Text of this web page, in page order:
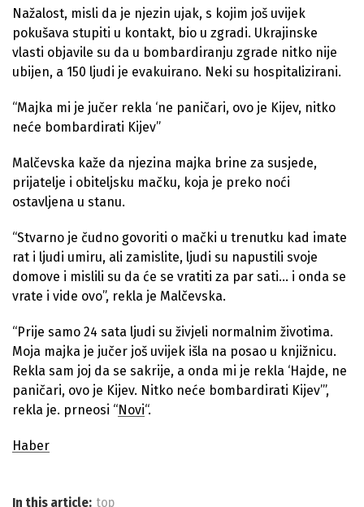
Nažalost, misli da je njezin ujak, s kojim još uvijek
pokušava stupiti u kontakt, bio u zgradi. Ukrajinske
vlasti objavile su da u bombardiranju zgrade nitko nije
ubijen, a 150 ljudi je evakuirano. Neki su hospitalizirani.
“Majka mi je jučer rekla ‘ne paničari, ovo je Kijev, nitko
neće bombardirati Kijev”
Malčevska kaže da njezina majka brine za susjede,
prijatelje i obiteljsku mačku, koja je preko noći
ostavljena u stanu.
“Stvarno je čudno govoriti o mački u trenutku kad imate
rat i ljudi umiru, ali zamislite, ljudi su napustili svoje
domove i mislili su da će se vratiti za par sati… i onda se
vrate i vide ovo”, rekla je Malčevska.
“Prije samo 24 sata ljudi su živjeli normalnim životima.
Moja majka je jučer još uvijek išla na posao u knjižnicu.
Rekla sam joj da se sakrije, a onda mi je rekla ‘Hajde, ne
paničari, ovo je Kijev. Nitko neće bombardirati Kijev’”,
rekla je. prneosi “Novi“.
Haber
In this article: top